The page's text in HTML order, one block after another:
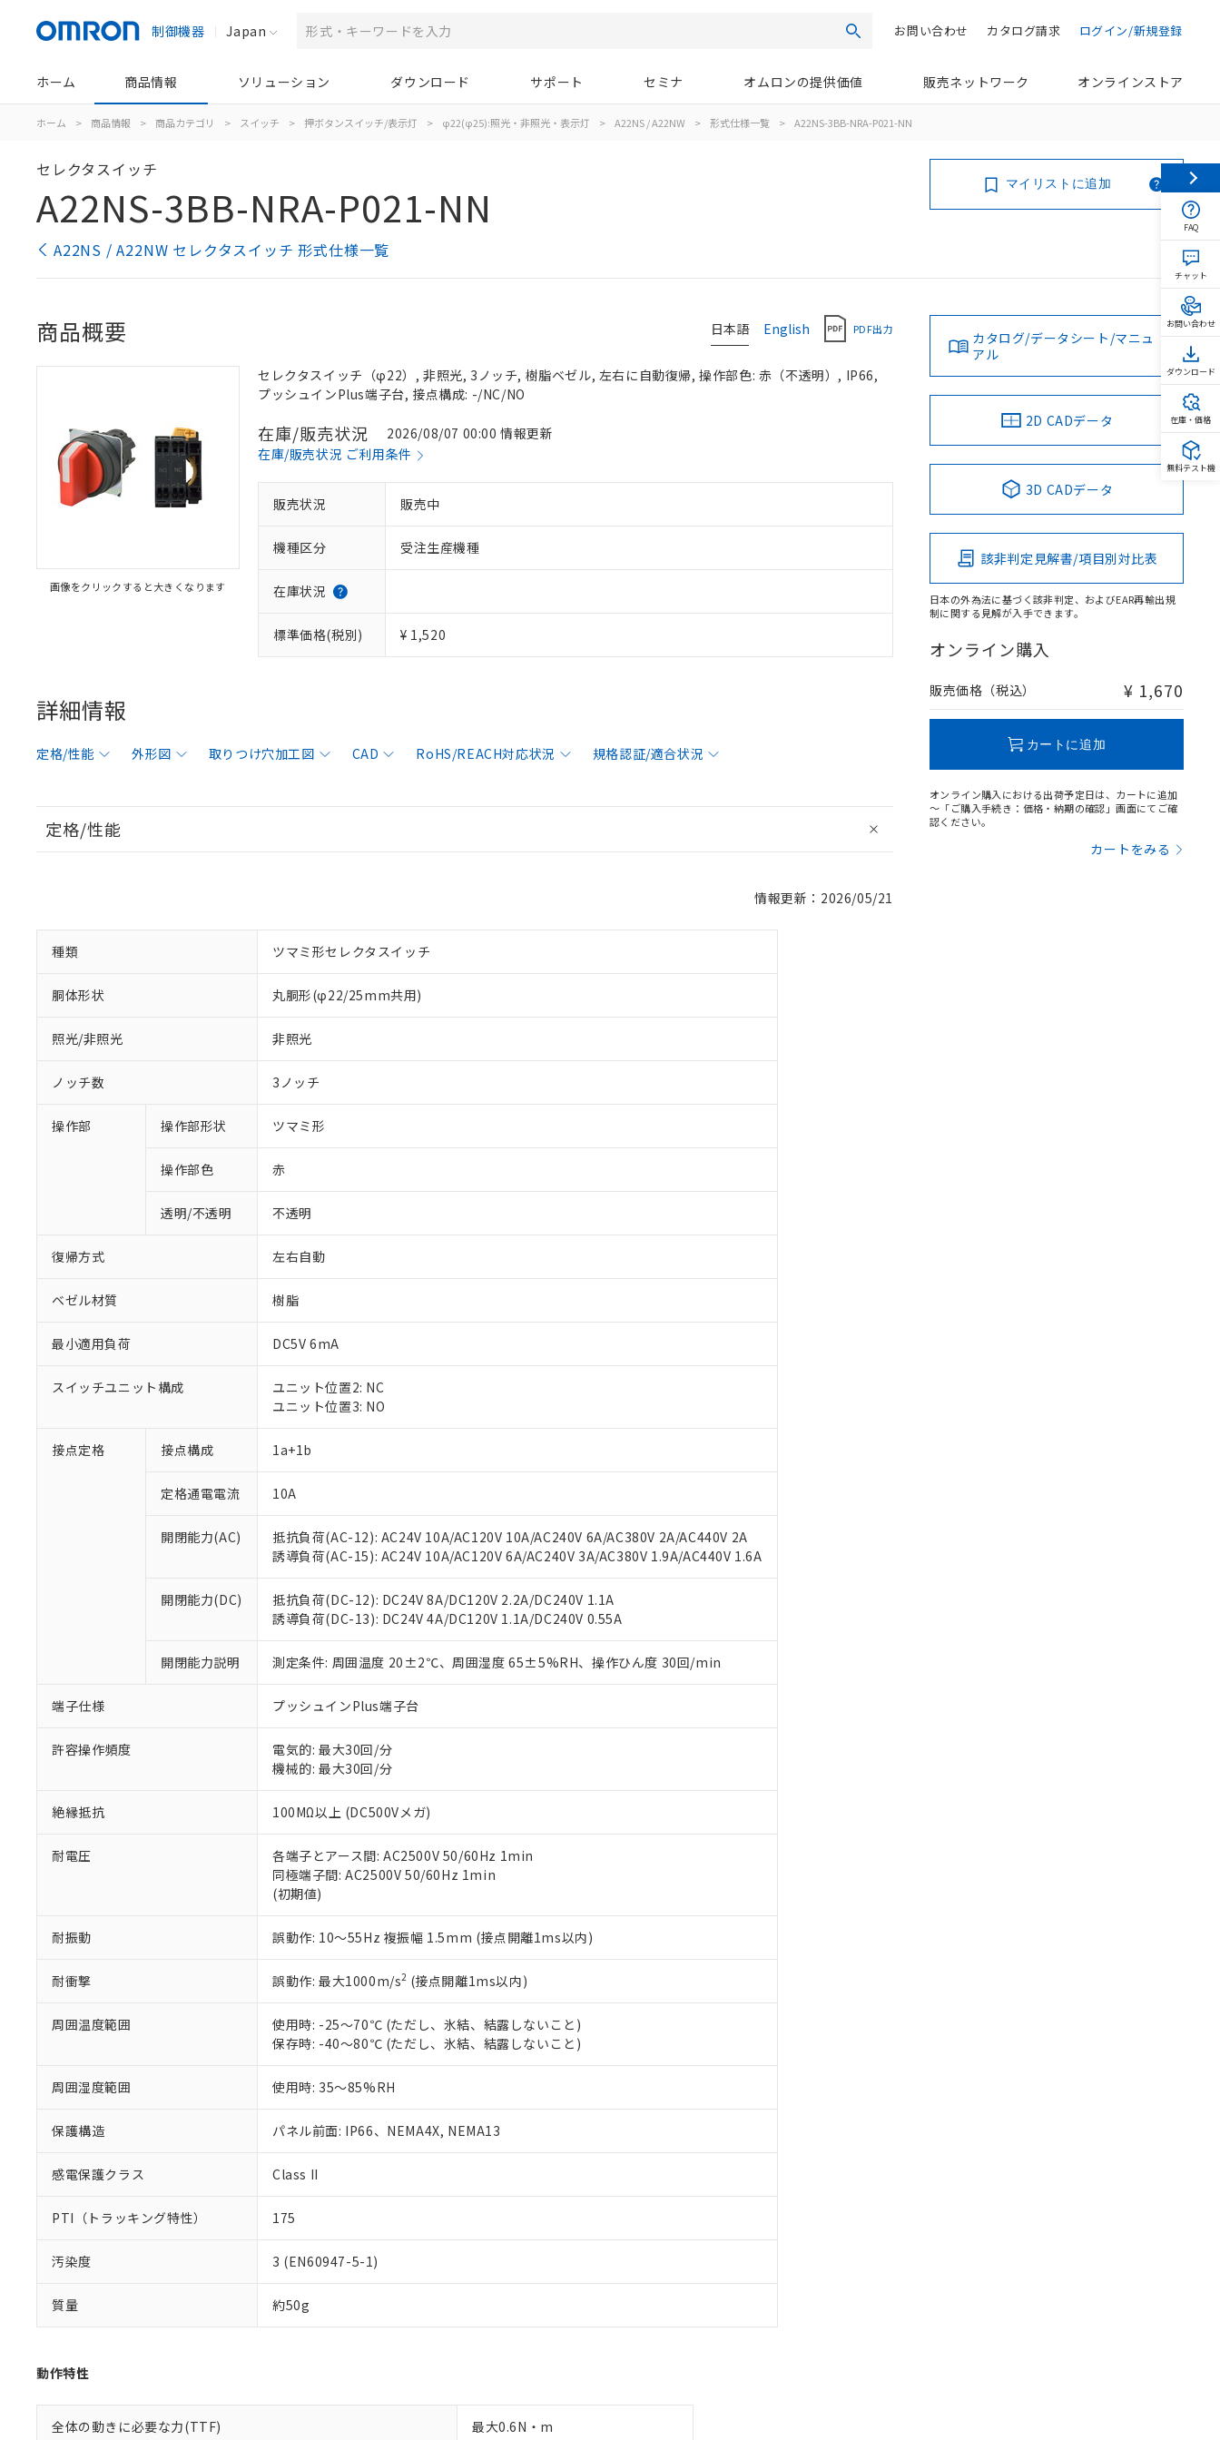
制御機器 Japan 検索 ログイン/新規登録
カタログ請求
お問い合わせ
ホーム 商品情報 ソリューション ダウンロード サポート セミナ オムロンの提供価値 販売ネットワーク オンラインストア
ホーム > 商品情報 > 商品カテゴリ > スイッチ > 押ボタンスイッチ/表示灯 > φ22(φ25):照光・非照光・表示灯 > A22NS / A22NW > 形式仕様一覧 > A22NS-3BB-NRA-P021-NN
セレクタスイッチ
A22NS-3BB-NRA-P021-NN
A22NS / A22NW セレクタスイッチ 形式仕様一覧
マイリストに追加
日本語 English PDF出力
商品概要
画像をクリックすると大きくなります
セレクタスイッチ（φ22）, 非照光, 3ノッチ, 樹脂ベゼル, 左右に自動復帰, 操作部色: 赤（不透明）, IP66,
プッシュインPlus端子台, 接点構成: -/NC/NO
在庫/販売状況
2026/08/07 00:00 情報更新
在庫/販売状況 ご利用条件
販売状況 販売中
機種区分 受注生産機種
在庫状況
標準価格(税別) ¥ 1,520
詳細情報
定格/性能 外形図 取りつけ穴加工図 CAD RoHS/REACH対応状況 規格認証/適合状況
定格/性能
情報更新：2026/05/21
種類 ツマミ形セレクタスイッチ
胴体形状 丸胴形(φ22/25mm共用)
照光/非照光 非照光
ノッチ数 3ノッチ
操作部 操作部形状 ツマミ形
操作部色 赤
透明/不透明 不透明
復帰方式 左右自動
ベゼル材質 樹脂
最小適用負荷 DC5V 6mA
スイッチユニット構成
ユニット位置2: NC
ユニット位置3: NO
接点定格 接点構成 1a+1b
定格通電電流 10A
開閉能力(AC)
抵抗負荷(AC-12): AC24V 10A/AC120V 10A/AC240V 6A/AC380V 2A/AC440V 2A
誘導負荷(AC-15): AC24V 10A/AC120V 6A/AC240V 3A/AC380V 1.9A/AC440V 1.6A
開閉能力(DC)
抵抗負荷(DC-12): DC24V 8A/DC120V 2.2A/DC240V 1.1A
誘導負荷(DC-13): DC24V 4A/DC120V 1.1A/DC240V 0.55A
開閉能力説明 測定条件: 周囲温度 20±2℃、周囲湿度 65±5%RH、操作ひん度 30回/min
端子仕様 プッシュインPlus端子台
許容操作頻度
電気的: 最大30回/分
機械的: 最大30回/分
絶縁抵抗 100MΩ以上 (DC500Vメガ)
耐電圧
各端子とアース間: AC2500V 50/60Hz 1min
同極端子間: AC2500V 50/60Hz 1min
(初期値)
耐振動 誤動作: 10～55Hz 複振幅 1.5mm (接点開離1ms以内)
耐衝撃 誤動作: 最大1000m/s2 (接点開離1ms以内)
周囲温度範囲
使用時: -25～70℃ (ただし、氷結、結露しないこと)
保存時: -40～80℃ (ただし、氷結、結露しないこと)
周囲湿度範囲 使用時: 35～85%RH
保護構造 パネル前面: IP66、NEMA4X, NEMA13
感電保護クラス Class II
PTI（トラッキング特性） 175
汚染度 3 (EN60947-5-1)
質量 約50g
動作特性
全体の動きに必要な力(TTF) 最大0.6N・m
カタログ/データシート/マニュ
アル
2D CADデータ
3D CADデータ
該非判定見解書/項目別対比表
日本の外為法に基づく該非判定、およびEAR再輸出規
制に関する見解が入手できます。
オンライン購入
販売価格（税込） ¥ 1,670
カートに追加
オンライン購入における出荷予定日は、カートに追加
～「ご購入手続き：価格・納期の確認」画面にてご確
認ください。
カートをみる
ご利用条件
以下の条件をお読みいただき、同意のうえご利用ください。
本サービスは、当社制御機器事業取扱商品の当社在庫状況および標準価格(税抜)を提供させていただ
くものです。
当社制御機器事業取扱商品の中には、本サービスの対象外となる商品もあることをご了承ください。
在庫状況および標準価格照会結果は、記載している更新日時点での社内データに基づき作成されるも
い。
正式な納期状況および標準価格はお客様のお取引先、またはお客様担当のオムロン制御機器販売店・
当社販売員にご相談ください。
在庫状況および標準価格結果を当社の事前の承諾なく第三者に漏洩または開示しないようお願いしま
す。
マイパーツ機能（部品リスト作成サービス）をご利用いただくには、I-Webメンバーズにご登録され
ている必要があります。
が、当社の製品・サービスに関するお客様との取引・商談に必要な範囲で利用することをご了承くだ
さい。
※当社の共同利用者とは、
"個人情報の共同利用に関して"
いる法人を指します。
※1 対応状況
対応予定：EU RoHS指令（10物質）の非含有に対応した製品に切り替える予定のある商品です。
対応予定なし：EU RoHS指令（10物質）の非含有に非対応の商品で、対応品を出す予定はありません。
調査・確認中：EU RoHS指令（10物質）の非含有の対応状況を調査中または確認中の商品です。
非該当品：ライセンス料など無形物で、有害物質有無と関係のない商品です。
があります。
*EU RoHS指令（10物質）：
鉛(Pb) 1000ppm以下、 水銀(Hg) 1000ppm以下、 カドミウム(Cd) 100ppm以下、
六価クロム(Cr(Ⅵ)) 1000ppm以下、ポリ臭化ビフェニル類(PBB) 1000ppm以下、ポリ臭化ジフェニルエーテル類(PBDE) 1000ppm以下、
フタル酸ビス(2-エチルヘキシル) (DEHP)(別名：DOP) 1000ppm以下、フタル酸ブチルベンジル（BBP） 1000ppm以下、フタル酸ジブチ
ル（DBP） 1000ppm以下、フタル酸ジイソブチル (DIBP) 1000ppm以下
但し、RoHS指令で産業用監視および制御機器に対する適用除外項目は除く。
フタル酸エステル類の４物質については閾値を超える意図的な使用がないことを確認しています。
※2 対応予定月
部品在庫の切り替え状況などにより、予定月が前後することがあります。
※3 非含有証明書ダウンロード
下記の非含有証明書をダウンロードすることができます。
EU RoHS指令（10物質）の非含有証明書
51物質の非含有証明書（当社基準）
また、RoHS指令のフタル酸エステル類４物質の対応では、対応完了までの期間は出荷製品に未対応品が
混在することから備考欄に対応日を記載しておりました。
既に当社にて対応品への在庫切替を完了していることから、特段のことがない限り、2022年1月12日よ
り割愛しております。
※1 中国RoHS○×表
「○」：最大均質材料含有率が中国RoHSの基準値以下であることを示します。
「×」：最大均質材料含有率が中国RoHSの基準値を超えていることを示します。
「－」：未確認です。当社販売部門へお問い合わせください。
Pb(鉛) :1000ppm、 Hg(水銀) : 1000ppm、 Cd(カドミウム) : 100ppm、
DEHP(フタル酸ビス(2-エチルヘキシル)) : 1000ppm
※2 環境保護使用期限
「10」：通常の使用状況下において有害物質が外部に漏えいし、環境に深刻な影響を及ぼさない年数を意
味します。
「－」：未確認です。当社販売部門へお問い合わせください。
う）を輸出または国外への提供する場合は、日本国政府の輸出許可(または役務取引許可)を取得する
などの必要な手続きをとります。
当社は規制貨物を破棄する場合は、完全に破砕するなど、違法に輸出されないよう必要な手段を講じ
ます。
当社は貴社製品を、核兵器、ミサイル、化学兵器、生物兵器またはその他武器並びにこれらの製造装
置等に一切使用いたしません。
当社は、貴社製品を第三者に販売する場合は、上記1、2および3の内容を当該第三者に通知します。
たしません。
合意する キャンセル
記
説明
△ 一定数には満たないが在庫あり
－
在庫なし(最新の在庫状況については、お客様のお取引先、またはお客様担当のオムロン制御
空
白
受注生産機種、また在庫状況の情報を公開していない機種
FAQ
チャット
お問い合わせ
ダウンロード
在庫・価格
無料テスト機